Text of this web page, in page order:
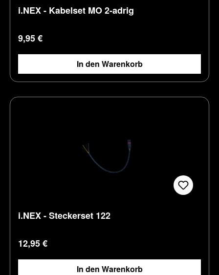
i.NEX - Kabelset MO 2-adrig
Regulärer Preis:
9,95 €
In den Warenkorb
i.NEX - Steckerset 122
Regulärer Preis:
12,95 €
In den Warenkorb